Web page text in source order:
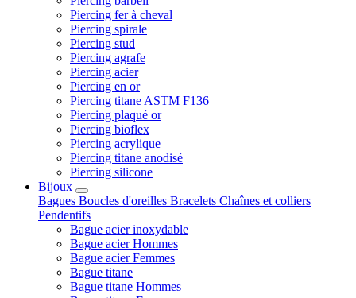
Piercing fer à cheval
Piercing spirale
Piercing stud
Piercing agrafe
Piercing acier
Piercing en or
Piercing titane ASTM F136
Piercing plaqué or
Piercing bioflex
Piercing acrylique
Piercing titane anodisé
Piercing silicone
Bijoux
Bagues Boucles d'oreilles Bracelets Chaînes et colliers
Pendentifs
Bague acier inoxydable
Bague acier Hommes
Bague acier Femmes
Bague titane
Bague titane Hommes